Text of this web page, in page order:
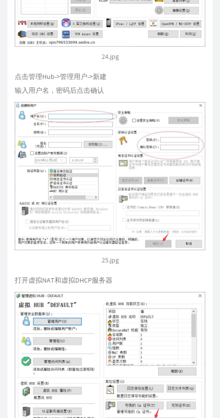
24.jpg
点击管理Hub->管理用户->新建
输入用户名，密码后点击确认
25.jpg
打开虚拟NAT和虚拟DHCP服务器